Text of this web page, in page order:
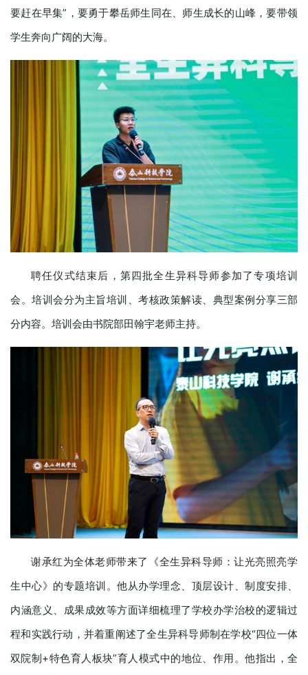
要赶在早集”，要勇于攀岳师生同在、师生成长的山峰，要带领
学生奔向广阔的大海。
聘任仪式结束后，第四批全生异科导师参加了专项培训
会。培训会分为主旨培训、考核政策解读、典型案例分享三部
分内容。培训会由书院部田翰宇老师主持。
谢承红为全体老师带来了《全生异科导师：让光亮照亮学
生中心》的专题培训。他从办学理念、顶层设计、制度安排、
内涵意义、成果成效等方面详细梳理了学校办学治校的逻辑过
程和实践行动，并着重阐述了全生异科导师制在学校“四位一体
双院制+特色育人板块”育人模式中的地位、作用。他指出，全